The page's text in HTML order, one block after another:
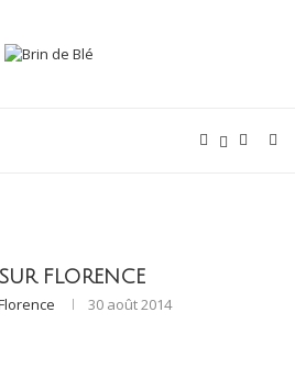
FLORENCE
30 août 2014